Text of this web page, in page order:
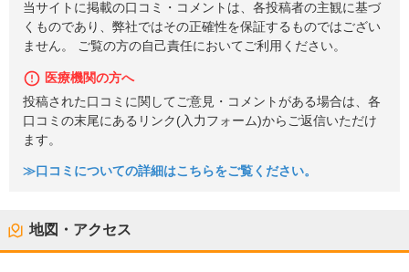
当サイトに掲載の口コミ・コメントは、各投稿者の主観に基づ
くものであり、弊社ではその正確性を保証するものではござい
ません。 ご覧の方の自己責任においてご利用ください。
医療機関の方へ
投稿された口コミに関してご意見・コメントがある場合は、各
口コミの末尾にあるリンク(入力フォーム)からご返信いただけ
ます。
≫口コミについての詳細はこちらをご覧ください。
地図・アクセス